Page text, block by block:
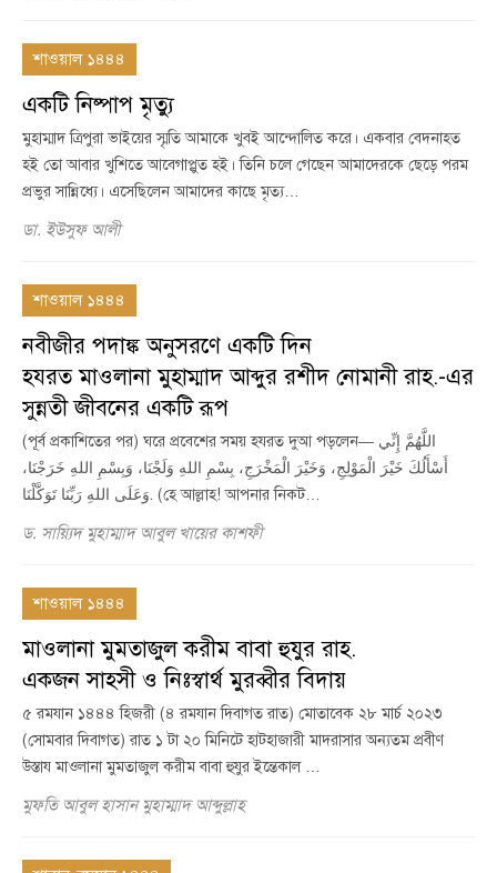
শাওয়াল ১৪৪৪
একটি নিষ্পাপ মৃত্যু
মুহাম্মাদ ত্রিপুরা ভাইয়ের স্মৃতি আমাকে খুবই আন্দোলিত করে। একবার বেদনাহত
হই তো আবার খুশিতে আবেগাপ্লুত হই। তিনি চলে গেছেন আমাদেরকে ছেড়ে পরম
প্রভুর সান্নিধ্যে। এসেছিলেন আমাদের কাছে মৃত্য…
ডা. ইউসুফ আলী
শাওয়াল ১৪৪৪
নবীজীর পদাঙ্ক অনুসরণে একটি দিন
হযরত মাওলানা মুহাম্মাদ আব্দুর রশীদ নোমানী রাহ.-এর
সুন্নতী জীবনের একটি রূপ
(পূর্ব প্রকাশিতের পর) ঘরে প্রবেশের সময় হযরত দুআ পড়লেন— اللَّهُمَّ إِنِّي
أَسْأَلُكَ خَيْرَ الْمَوْلِجِ، وَخَيْرَ الْمَخْرَجِ، بِسْمِ اللهِ وَلَجْنَا، وَبِسْمِ اللهِ خَرَجْنَا،
وَعَلَى اللهِ رَبِّنَا تَوَكَّلْنَا. (হে আল্লাহ! আপনার নিকট…
ড. সায়্যিদ মুহাম্মাদ আবুল খায়ের কাশফী
শাওয়াল ১৪৪৪
মাওলানা মুমতাজুল করীম বাবা হুযুর রাহ.
একজন সাহসী ও নিঃস্বার্থ মুরব্বীর বিদায়
৫ রমযান ১৪৪৪ হিজরী (৪ রমযান দিবাগত রাত) মোতাবেক ২৮ মার্চ ২০২৩
(সোমবার দিবাগত) রাত ১ টা ২০ মিনিটে হাটহাজারী মাদরাসার অন্যতম প্রবীণ
উস্তায মাওলানা মুমতাজুল করীম বাবা হুযুর ইন্তেকাল …
মুফতি আবুল হাসান মুহাম্মাদ আব্দুল্লাহ